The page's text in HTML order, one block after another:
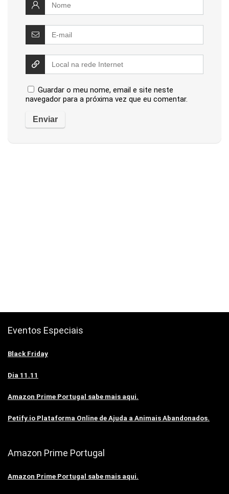
Guardar o meu nome, email e site neste
navegador para a próxima vez que eu comentar.
Eventos Especiais
Black Friday
Dia 11.11
Amazon Prime Portugal sabe mais aqui.
Petify.io Plataforma Online de Ajuda a Animais Abandonados.
Amazon Prime Portugal
Amazon Prime Portugal sabe mais aqui.